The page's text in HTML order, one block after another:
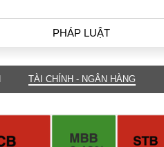
PHÁP LUẬT
PHÁP LUẬT
Góc nhìn luật gia
TÀI CHÍNH - NGÂN HÀNG